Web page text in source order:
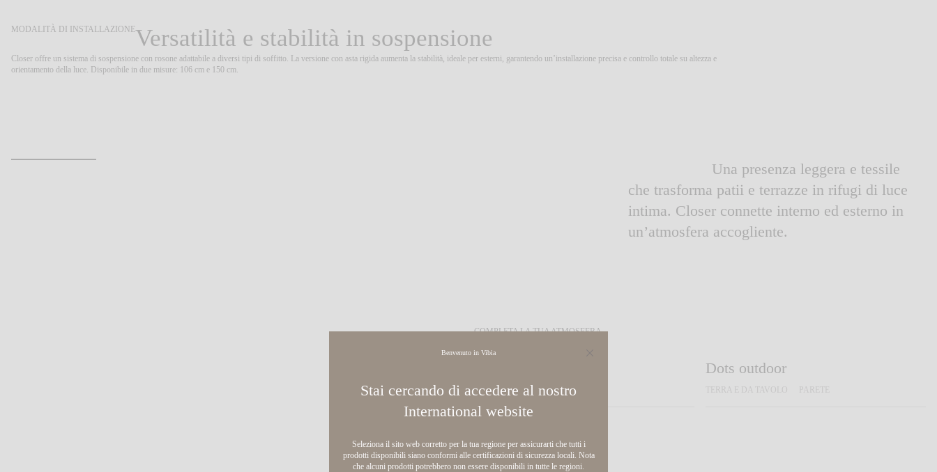
MODALITÀ DI INSTALLAZIONEVersatilità e stabilità in sospensione
Closer offre un sistema di sospensione con rosone adattabile a diversi tipi di soffitto. La versione con asta rigida aumenta la stabilità, ideale per esterni, garantendo un’installazione precisa e controllo totale su altezza e
orientamento della luce. Disponibile in due misure: 106 cm e 150 cm.
Una presenza leggera e tessile
che trasforma patii e terrazze in rifugi di luce
intima. Closer connette interno ed esterno in
un’atmosfera accogliente.
COMPLETA LA TUA ATMOSFERA
PARETE
Dots outdoor
TERRA E DA TAVOLO PARETE
Benvenuto in Vibia
Stai cercando di accedere al nostro
International website
Seleziona il sito web corretto per la tua regione per assicurarti che tutti i
prodotti disponibili siano conformi alle certificazioni di sicurezza locali. Nota
che alcuni prodotti potrebbero non essere disponibili in tutte le regioni.